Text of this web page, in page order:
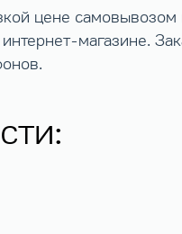
цене самовывозом
магазине.